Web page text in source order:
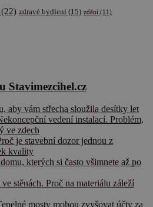
(22) zdravé bydlení (15) zdění (11)
Stavimezcihel.cz
aby vám střecha sloužila desítky let
vedení instalací. Problém,
ve zdech
je stavební dozor jednou z
kvality
kterých si často všimnete až po
stěnách. Proč na materiálu záleží
mosty mohou zvyšovat účty za